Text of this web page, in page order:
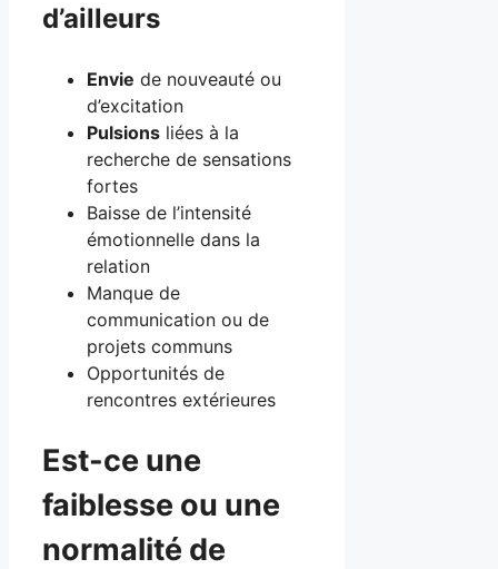
d’ailleurs
Envie de nouveauté ou
d’excitation
Pulsions liées à la
recherche de sensations
fortes
Baisse de l’intensité
émotionnelle dans la
relation
Manque de
communication ou de
projets communs
Opportunités de
rencontres extérieures
Est-ce une
faiblesse ou une
normalité de